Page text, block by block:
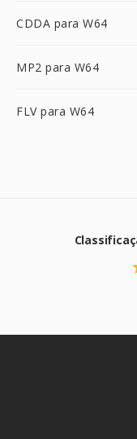
CDDA para W64
MP2 para W64
FLV para W64